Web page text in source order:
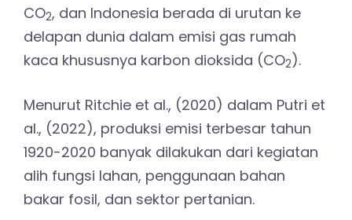
CO2, dan Indonesia berada di urutan ke
delapan dunia dalam emisi gas rumah
kaca khususnya karbon dioksida (CO2).
Menurut Ritchie et al., (2020) dalam Putri et
al., (2022), produksi emisi terbesar tahun
1920-2020 banyak dilakukan dari kegiatan
alih fungsi lahan, penggunaan bahan
bakar fosil, dan sektor pertanian.